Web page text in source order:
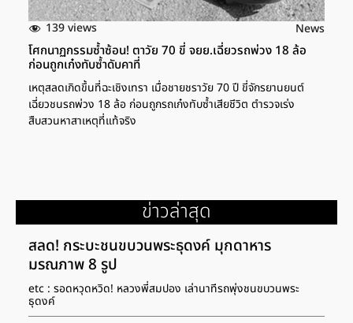
139 views News
โศกนาฏกรรมซ้ำซ้อน! ตาวัย 70 ขี่ จยย.เฉี่ยวรถพ่วง 18 ล้อ
ก่อนถูกเก๋งทับซ้ำดับคาที่
เหตุสลดเกิดขึ้นที่ฉะเชิงเทรา เมื่อชายชราวัย 70 ปี ขี่จักรยานยนต์
เฉี่ยวชนรถพ่วง 18 ล้อ ก่อนถูกรถเก๋งทับซ้ำเสียชีวิต ตำรวจเร่ง
สืบสวนหาสาเหตุที่แท้จริง
ข่าวล่าสุด
สลด! กระบะชนขบวนพระธุดงค์ มุกดาหาร
มรณภาพ 8 รูป
etc : รอดหวุดหวิด! หลวงพี่สมปอง เล่านาทีรถพุ่งชนขบวนพระ
ธุดงค์